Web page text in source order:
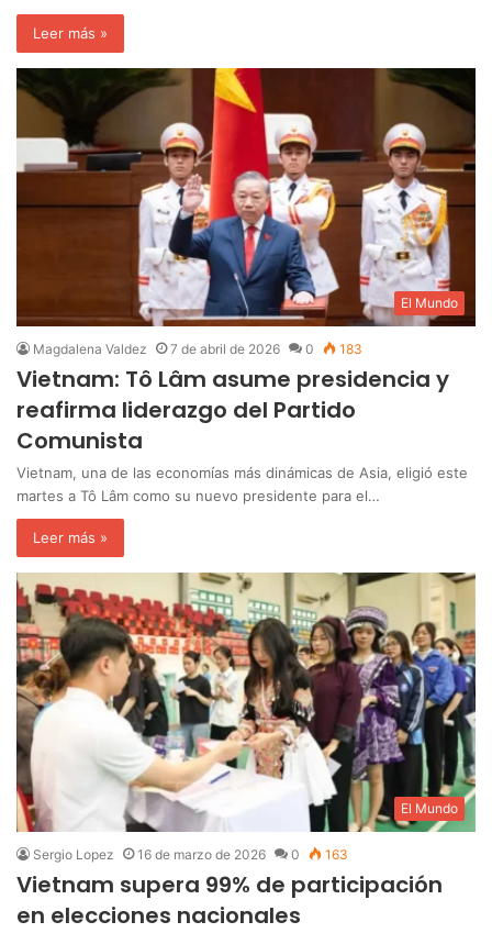
Leer más »
El Mundo
Magdalena Valdez 7 de abril de 2026 0 183
Vietnam: Tô Lâm asume presidencia y
reafirma liderazgo del Partido
Comunista
Vietnam, una de las economías más dinámicas de Asia, eligió este
martes a Tô Lâm como su nuevo presidente para el…
Leer más »
El Mundo
Sergio Lopez 16 de marzo de 2026 0 163
Vietnam supera 99% de participación
en elecciones nacionales